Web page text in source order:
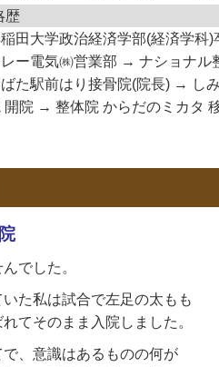
歴
田大学政治経済学部(経済学科
レー電気㈱営業部 → ナショナル
た駅前はり接骨院(院長) → し
開院 → 整体院 からだのミカタ
でした。
た私は試合で左足の太もも
てそのまま入院しました。
、意識はあるものの何が